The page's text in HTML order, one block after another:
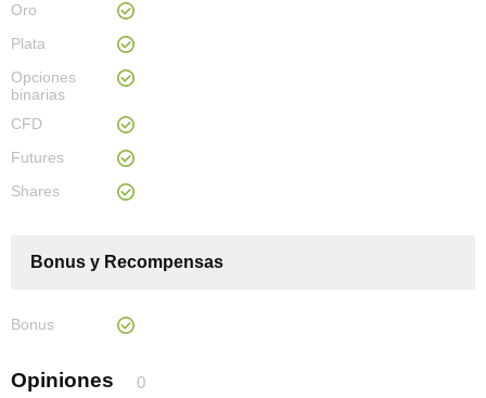
Oro
Plata
Opciones
binarias
CFD
Futures
Shares
Bonus y Recompensas
Bonus
Opiniones 0